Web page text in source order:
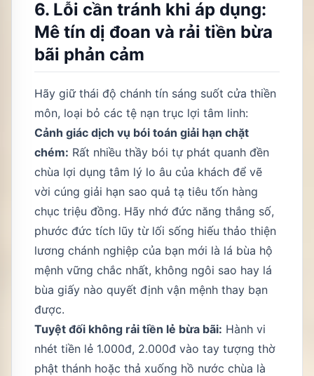
6. Lỗi cần tránh khi áp dụng:
Mê tín dị đoan và rải tiền bừa
bãi phản cảm
Hãy giữ thái độ chánh tín sáng suốt cửa thiền
môn, loại bỏ các tệ nạn trục lợi tâm linh:
Cảnh giác dịch vụ bói toán giải hạn chặt
chém: Rất nhiều thầy bói tự phát quanh đền
chùa lợi dụng tâm lý lo âu của khách để vẽ
vời cúng giải hạn sao quả tạ tiêu tốn hàng
chục triệu đồng. Hãy nhớ đức năng thắng số,
phước đức tích lũy từ lối sống hiếu thảo thiện
lương chánh nghiệp của bạn mới là lá bùa hộ
mệnh vững chắc nhất, không ngôi sao hay lá
bùa giấy nào quyết định vận mệnh thay bạn
được.
Tuyệt đối không rải tiền lẻ bừa bãi: Hành vi
nhét tiền lẻ 1.000đ, 2.000đ vào tay tượng thờ
phật thánh hoặc thả xuống hồ nước chùa là